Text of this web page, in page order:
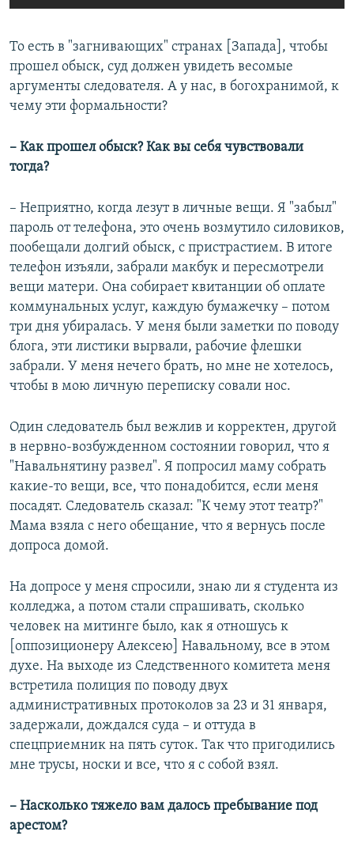
То есть в "загнивающих" странах [Запада], чтобы
прошел обыск, суд должен увидеть весомые
аргументы следователя. А у нас, в богохранимой, к
чему эти формальности?
– Как прошел обыск? Как вы себя чувствовали
тогда?
– Неприятно, когда лезут в личные вещи. Я "забыл"
пароль от телефона, это очень возмутило силовиков,
пообещали долгий обыск, с пристрастием. В итоге
телефон изъяли, забрали макбук и пересмотрели
вещи матери. Она собирает квитанции об оплате
коммунальных услуг, каждую бумажечку – потом
три дня убиралась. У меня были заметки по поводу
блога, эти листики вырвали, рабочие флешки
забрали. У меня нечего брать, но мне не хотелось,
чтобы в мою личную переписку совали нос.
Один следователь был вежлив и корректен, другой
в нервно-возбужденном состоянии говорил, что я
"Навальнятину развел". Я попросил маму собрать
какие-то вещи, все, что понадобится, если меня
посадят. Следователь сказал: "К чему этот театр?"
Мама взяла с него обещание, что я вернусь после
допроса домой.
На допросе у меня спросили, знаю ли я студента из
колледжа, а потом стали спрашивать, сколько
человек на митинге было, как я отношусь к
[оппозиционеру Алексею] Навальному, все в этом
духе. На выходе из Следственного комитета меня
встретила полиция по поводу двух
административных протоколов за 23 и 31 января,
задержали, дождался суда – и оттуда в
спецприемник на пять суток. Так что пригодились
мне трусы, носки и все, что я с собой взял.
– Насколько тяжело вам далось пребывание под
арестом?